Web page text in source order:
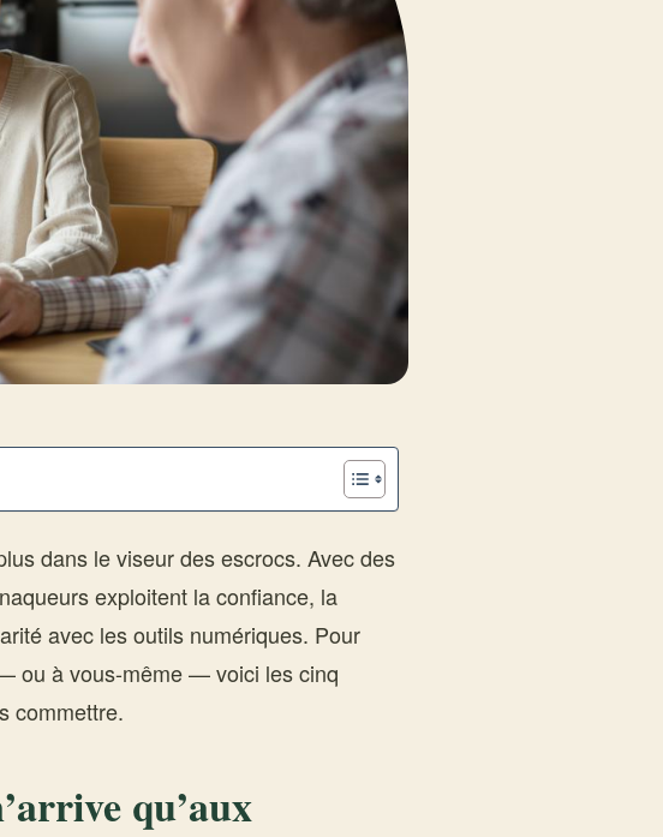
dans le viseur des escrocs. Avec des
exploitent la confiance, la
avec les outils numériques. Pour
ou à vous-même — voici les cinq
commettre.
qu’aux